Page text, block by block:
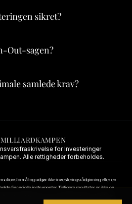
sikret?
Out-sagen?
samlede krav?
MILLIARDKAMPEN
for Investeringer
Alle rettigheder forbeholdes.
og udgør ikke investeringsrådgivning eller en
finansielle instrumenter. Tidligere resultater er ikke en